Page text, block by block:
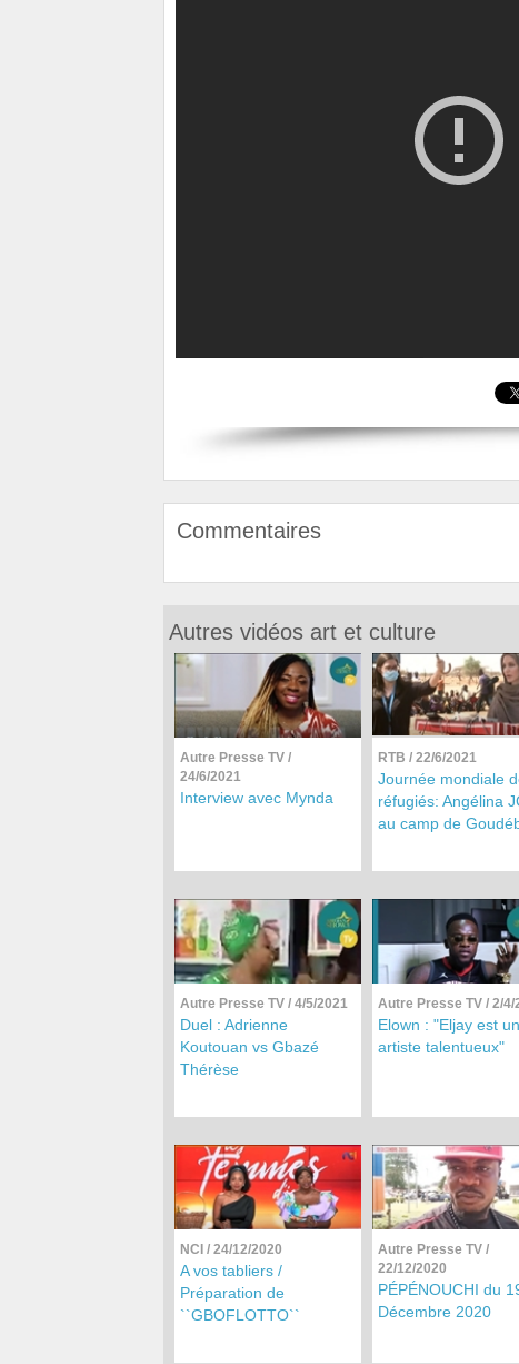
Commentaires
Autres vidéos art et culture
Autre Presse TV /
24/6/2021
Interview avec Mynda
RTB / 22/6/2021
Journée mondiale
réfugiés: Angélina
au camp de
Autre Presse TV / 4/5/2021
Duel : Adrienne
Koutouan vs Gbazé
Thérèse
Autre Presse TV/ 2/4/
Elown : "Eljay est un
artiste talentueux"
NCI / 24/12/2020
A vos tabliers /
Préparation de
``GBOFLOTTO``
Autre Presse TV/
22/12/2020
PÉPÉNOUCHI du
Décembre 2020